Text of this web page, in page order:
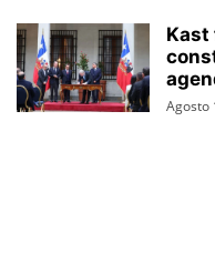
Kast
Agosto